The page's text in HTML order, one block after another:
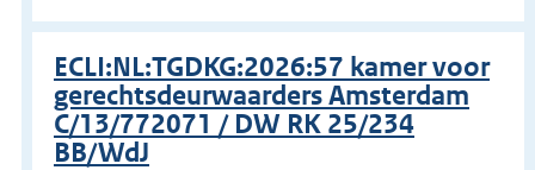
ECLI:NL:TGDKG:2026:57 kamer voor
gerechtsdeurwaarders Amsterdam
C/13/772071 / DW RK 25/234
BB/WdJ